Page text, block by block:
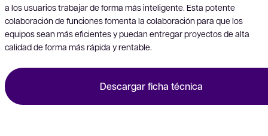
a los usuarios trabajar de forma más inteligente. Esta potente
colaboración de funciones fomenta la colaboración para que los
equipos sean más eficientes y puedan entregar proyectos de alta
calidad de forma más rápida y rentable.
Descargar ficha técnica